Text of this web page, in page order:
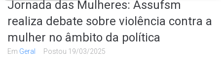
Jornada das Mulheres: Assufsm
realiza debate sobre violência contra a
mulher no âmbito da política
Em Geral Postou 19/03/2025